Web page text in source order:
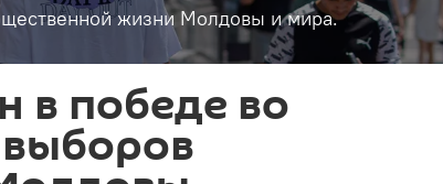
жизни Молдовы и мира.
в победе во